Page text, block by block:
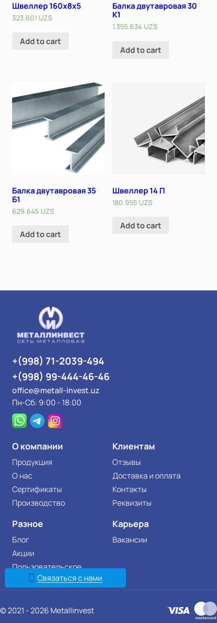
Швеллер 160х8х5
323.601 UZS
Add to cart
Балка двутавровая 30
К1
1.355.634 UZS
Add to cart
Балка двутавровая 35
Б1
629.645 UZS
Add to cart
Швеллер 14 П
180.955 UZS
Add to cart
О компании
Продукция
О нас
Сертификаты
Производство
Клиентам
Отзывы
Доставка и оплата
Контакты
Реквизиты
Разное
Блог
Акции
Пользовательское
соглашение
Карьера
Вакансии
+(998) 71-2039-494
+(998) 99-444-46-46
office@metall-invest.uz
Пн-Сб: 9:00 - 18:00
© 2021 - 2026 Metallinvest
Связаться с нами